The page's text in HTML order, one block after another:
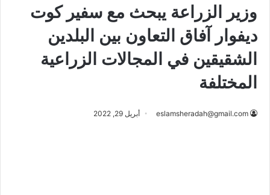
وزير الزراعة يبحث مع سفير كوت
ديفوار آفاق التعاون بين البلدين
الشقيقين في المجالات الزراعية
المختلفة
eslamsheradah@gmail.com أبريل 29, 2022